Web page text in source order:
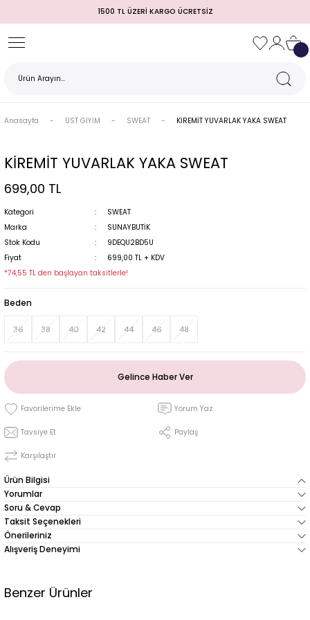
1500 TL ÜZERİ KARGO ÜCRETSİZ
Geri Dön
Geri Dön
Geri Dön
Geri Dön
Geri Dön
Geri Dön
Geri Dön
Anasayfa ÜST GİYİM SWEAT KİREMİT YUVARLAK YAKA SWEAT
KİREMİT YUVARLAK YAKA SWEAT
699,00 TL
Kategori
SWEAT
Marka
SUNAYBUTİK
Stok Kodu
9DEQU2BD5U
Fiyat
699,00 TL + KDV
*74,55 TL den başlayan taksitlerle!
Beden
36 38 40 42 44 46 48
Gelince Haber Ver
Yorum Yaz
Tavsiye Et Paylaş
Karşılaştır
Ürün Bilgisi
Yorumlar
Soru & Cevap
Taksit Seçenekleri
Önerileriniz
Alışveriş Deneyimi
Benzer Ürünler